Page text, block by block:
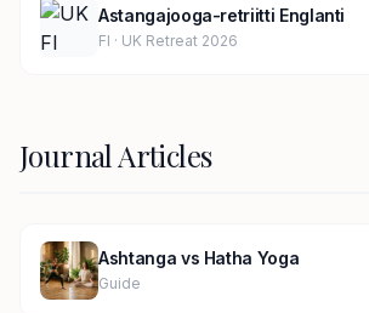
Astangajooga-retriitti Englanti
FI · UK Retreat 2026
Journal Articles
Ashtanga vs Hatha Yoga
Guide